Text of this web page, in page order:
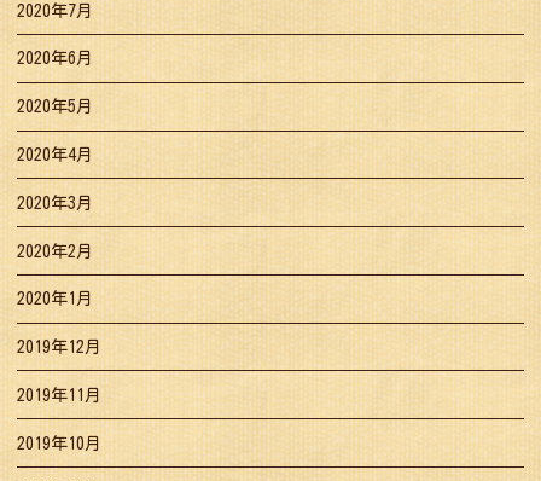
2020年7月
2020年6月
2020年5月
2020年4月
2020年3月
2020年2月
2020年1月
2019年12月
2019年11月
2019年10月